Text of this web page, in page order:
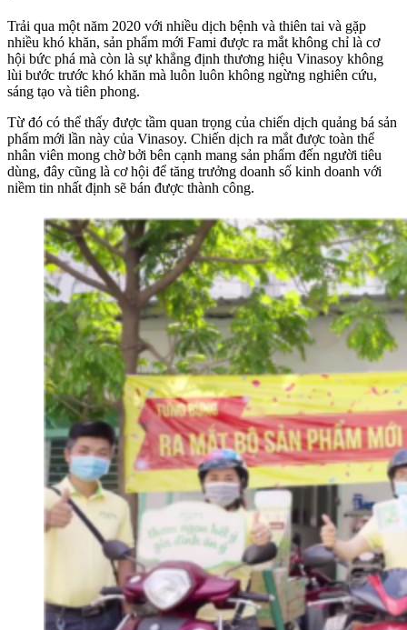
Trải qua một năm 2020 với nhiều dịch bệnh và thiên tai và gặp
nhiều khó khăn, sản phẩm mới Fami được ra mắt không chỉ là cơ
hội bức phá mà còn là sự khẳng định thương hiệu Vinasoy không
lùi bước trước khó khăn mà luôn luôn không ngừng nghiên cứu,
sáng tạo và tiên phong.
Từ đó có thể thấy được tầm quan trọng của chiến dịch quảng bá sản
phẩm mới lần này của Vinasoy. Chiến dịch ra mắt được toàn thể
nhân viên mong chờ bởi bên cạnh mang sản phẩm đến người tiêu
dùng, đây cũng là cơ hội để tăng trưởng doanh số kinh doanh với
niềm tin nhất định sẽ bán được thành công.